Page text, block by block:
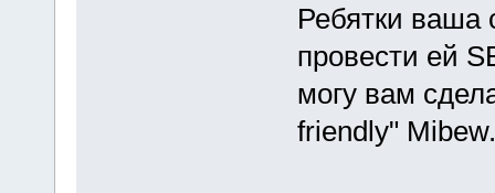
Ребятки ваша
провести ей
могу вам
friendly" Mibew.